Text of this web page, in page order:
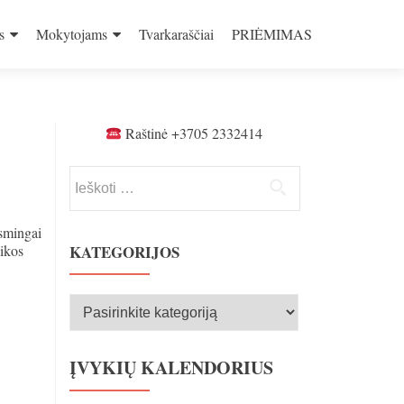
Mokytojams Tvarkaraščiai PRIĖMIMAS
Raštinė +3705 2332414
KATEGORIJOS
Kategorijos
ĮVYKIŲ KALENDORIUS